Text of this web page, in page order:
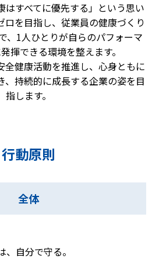
はすべてに優先する」という思い
ロを目指し、従業員の健康づくり
、1人ひとりが自らのパフォーマ
揮できる環境を整えます。
全健康活動を推進し、心身ともに
、持続的に成長する企業の姿を目
指します。
行動原則
全体
自分で守る。